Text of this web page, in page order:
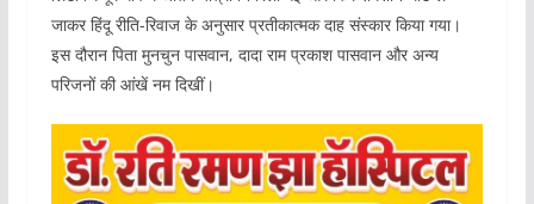
जाकर हिंदू रीति-रिवाज के अनुसार प्रतीकात्मक दाह संस्कार किया गया।
इस दौरान पिता मुनचुन पासवान, दादा राम प्रकाश पासवान और अन्य
परिजनों की आंखें नम दिखीं।